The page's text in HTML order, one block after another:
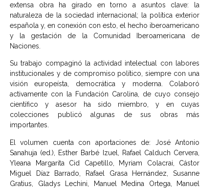
extensa obra ha girado en torno a asuntos clave: la
naturaleza de la sociedad internacional; la política exterior
española y, en conexión con esto, el hecho iberoamericano
y la gestación de la Comunidad Iberoamericana de
Naciones.
Su trabajo compaginó la actividad intelectual con labores
institucionales y de compromiso político, siempre con una
visión europeísta, democrática y moderna. Colaboró
activamente con la Fundación Carolina, de cuyo consejo
científico y asesor ha sido miembro, y en cuyas
colecciones publicó algunas de sus obras más
importantes.
El volumen cuenta con aportaciones de: José Antonio
Sanahuja (ed.), Esther Barbé Izuel, Rafael Calduch Cervera,
Yleana Margarita Cid Capetillo, Myriam Colacrai, Cástor
Miguel Díaz Barrado, Rafael Grasa Hernández, Susanne
Gratius, Gladys Lechini, Manuel Medina Ortega, Manuel